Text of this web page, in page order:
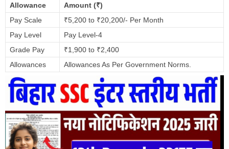
Allowance
Amount (₹)
Pay Scale
₹5,200 to ₹20,200/- Per Month
Pay Level
Pay Level-4
Grade Pay
₹1,900 to ₹2,400
Allowances
Allowances As Per Government Norms.